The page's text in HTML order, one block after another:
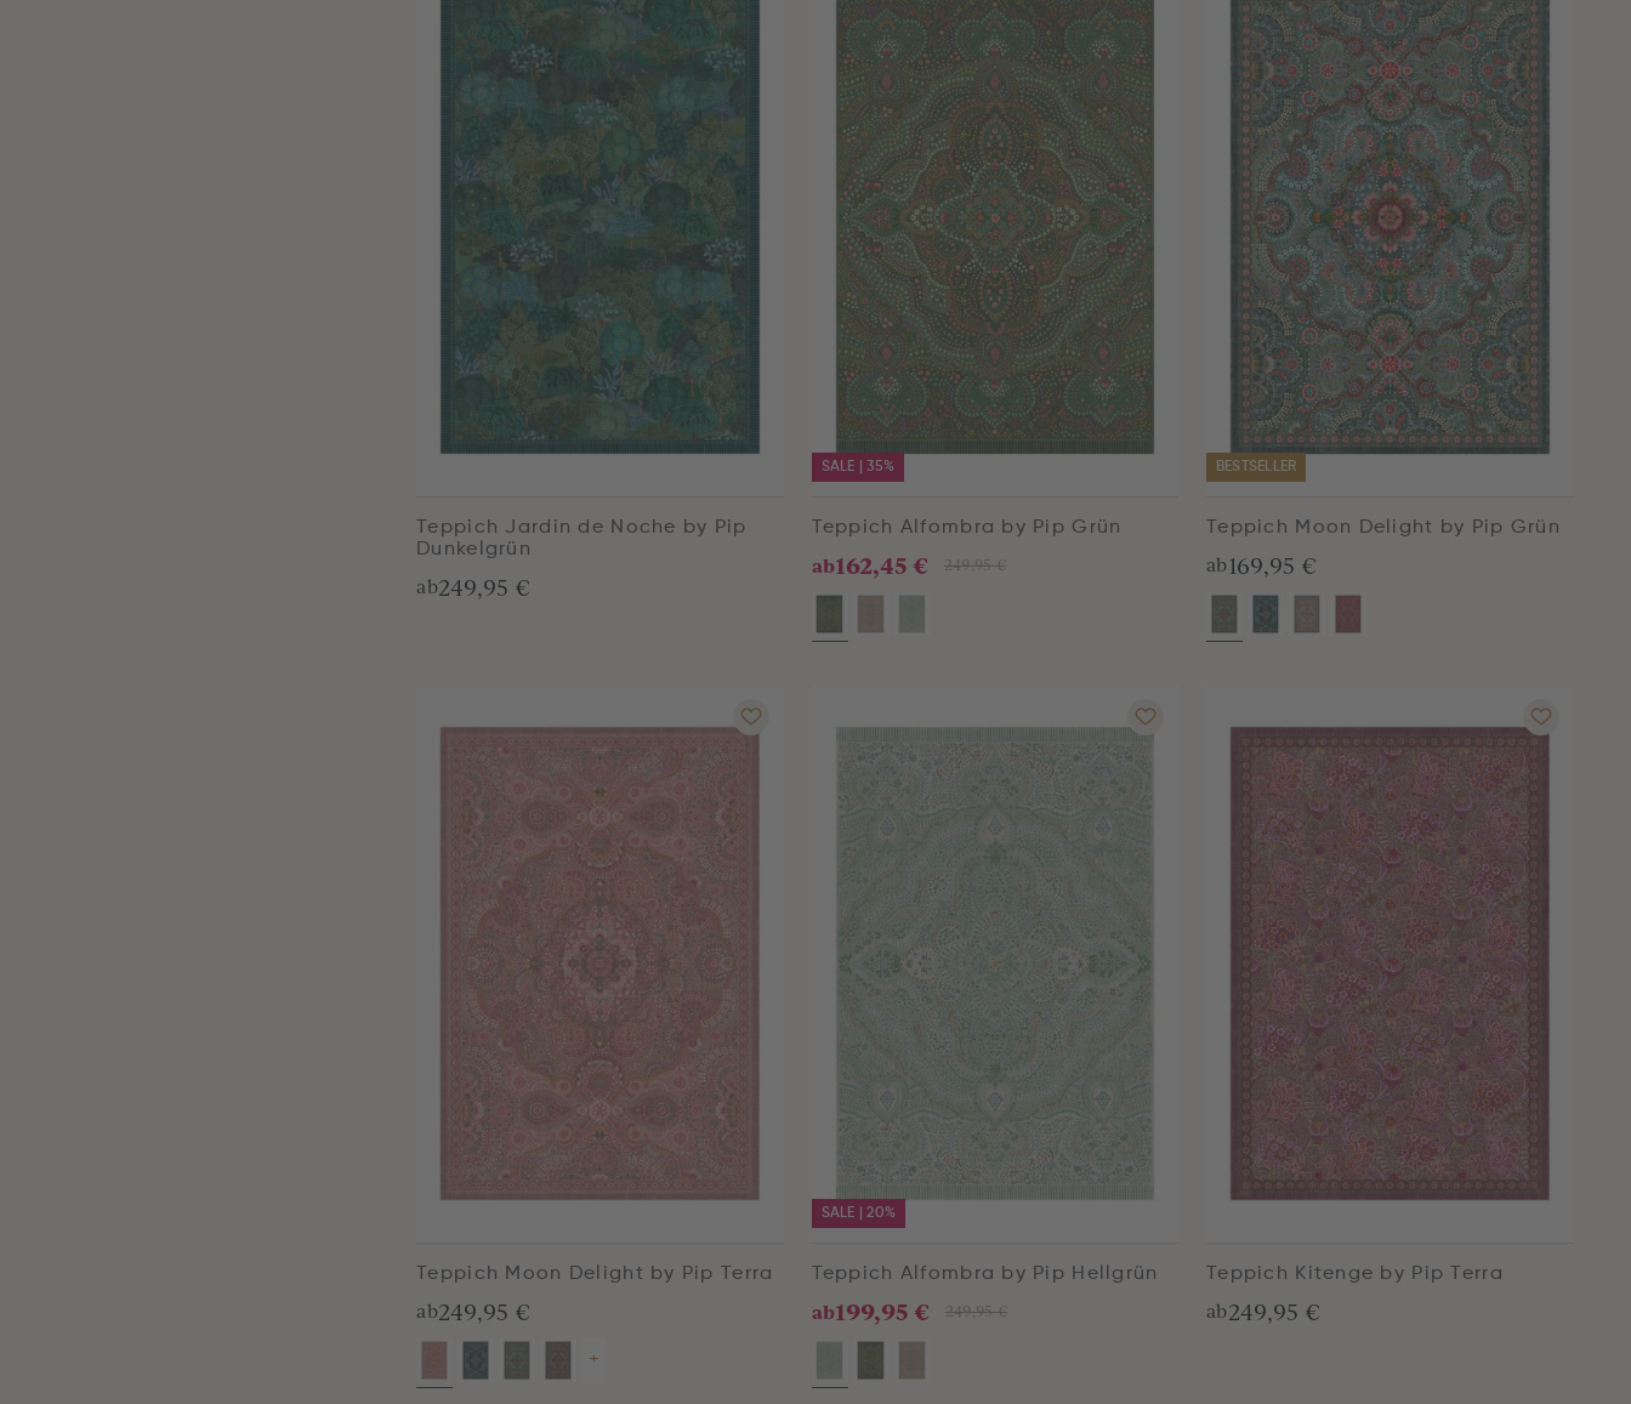
Teppich Jardin de Noche by Pip
Dunkelgrün
ab249,95 €
SALE | 35%
Teppich Alfombra by Pip Grün
ab 249,95 €
162,45 €
BESTSELLER
Teppich Moon Delight by Pip Grün
ab169,95 €
Teppich Moon Delight by Pip Terra
ab249,95 €
+
SALE | 20%
Teppich Alfombra by Pip Hellgrün
ab 249,95 €
199,95 €
Teppich Kitenge by Pip Terra
ab249,95 €